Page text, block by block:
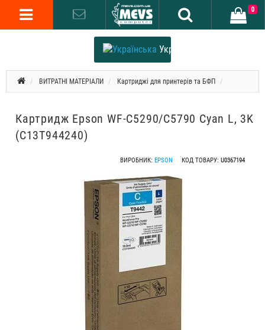
Українська
0
ВИТРАТНІ МАТЕРІАЛИ Картриджі для принтерів та БФП
Картридж Epson WF-C5290/C5790 Cyan L, 3K
(C13T944240)
ВИРОБНИК: EPSON КОД ТОВАРУ: U0367194